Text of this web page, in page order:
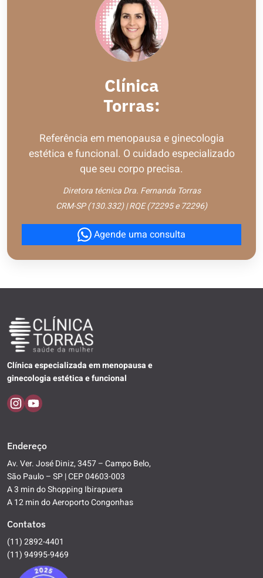
Clínica
Torras:
Referência em menopausa e ginecologia
estética e funcional. O cuidado especializado
que seu corpo precisa.
Diretora técnica Dra. Fernanda Torras
CRM-SP (130.332) | RQE (72295 e 72296)
Agende uma consulta
Clínica especializada em menopausa e
ginecologia estética e funcional
Endereço
Av. Ver. José Diniz, 3457 – Campo Belo,
São Paulo – SP | CEP 04603-003
A 3 min do Shopping Ibirapuera
A 12 min do Aeroporto Congonhas
Contatos
(11) 2892-4401
(11) 94995-9469